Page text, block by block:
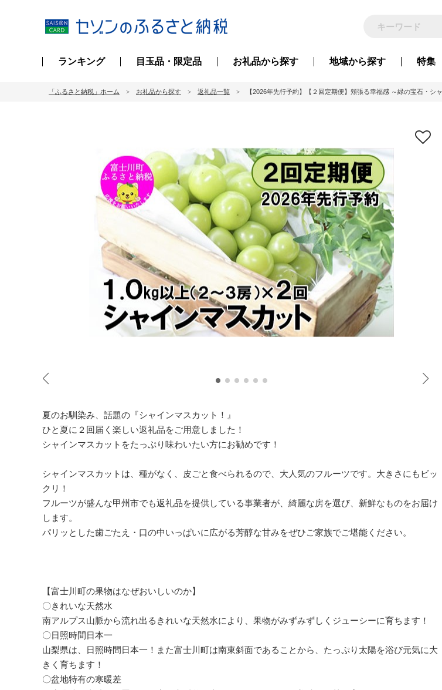
ランキング 目玉品・限定品 お礼品から探す 地域から探す 特集
「ふるさと納税」ホーム お礼品から探す 返礼品一覧 【2026年先行予約】【２回定期便】頬張る幸福感 ～緑の宝石・
夏のお馴染み、話題の『シャインマスカット！』
ひと夏に２回届く楽しい返礼品をご用意しました！
シャインマスカットをたっぷり味わいたい方にお勧めです！
シャインマスカットは、種がなく、皮ごと食べられるので、大人気のフルーツです。大きさにもビッ
クリ！
フルーツが盛んな甲州市でも返礼品を提供している事業者が、綺麗な房を選び、新鮮なものをお届け
します。
パリッとした歯ごたえ・口の中いっぱいに広がる芳醇な甘みをぜひご家族でご堪能ください。
【富士川町の果物はなぜおいしいのか】
〇きれいな天然水
南アルプス山脈から流れ出るきれいな天然水により、果物がみずみずしくジューシーに育ちます！
〇日照時間日本一
山梨県は、日照時間日本一！また富士川町は南東斜面であることから、たっぷり太陽を浴び元気に大
きく育ちます！
〇盆地特有の寒暖差